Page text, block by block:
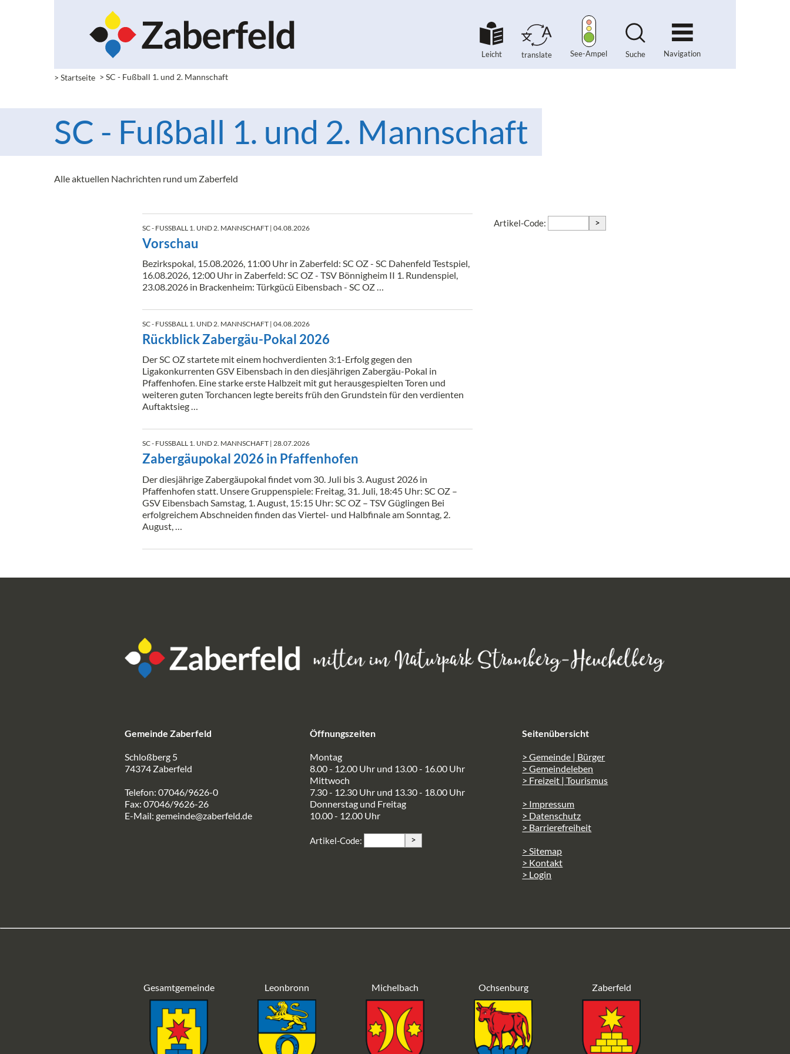
Leicht translate See-Ampel Suche Navigation
> Startseite >SC - Fußball 1. und 2. Mannschaft
SC - Fußball 1. und 2. Mannschaft
Alle aktuellen Nachrichten rund um Zaberfeld
SC - FUSSBALL 1. UND 2. MANNSCHAFT | 04.08.2026
Vorschau
Bezirkspokal, 15.08.2026, 11:00 Uhr in Zaberfeld: SC OZ - SC Dahenfeld Testspiel,
16.08.2026, 12:00 Uhr in Zaberfeld: SC OZ - TSV Bönnigheim II 1. Rundenspiel,
23.08.2026 in Brackenheim: Türkgücü Eibensbach - SC OZ …
SC - FUSSBALL 1. UND 2. MANNSCHAFT | 04.08.2026
Rückblick Zabergäu-Pokal 2026
Der SC OZ startete mit einem hochverdienten 3:1-Erfolg gegen den
Ligakonkurrenten GSV Eibensbach in den diesjährigen Zabergäu-Pokal in
Pfaffenhofen. Eine starke erste Halbzeit mit gut herausgespielten Toren und
weiteren guten Torchancen legte bereits früh den Grundstein für den verdienten
Auftaktsieg …
SC - FUSSBALL 1. UND 2. MANNSCHAFT | 28.07.2026
Zabergäupokal 2026 in Pfaffenhofen
Der diesjährige Zabergäupokal findet vom 30. Juli bis 3. August 2026 in
Pfaffenhofen statt. Unsere Gruppenspiele: Freitag, 31. Juli, 18:45 Uhr: SC OZ –
GSV Eibensbach Samstag, 1. August, 15:15 Uhr: SC OZ – TSV Güglingen Bei
erfolgreichem Abschneiden finden das Viertel- und Halbfinale am Sonntag, 2.
August, …
Artikel-Code: >
Gemeinde Zaberfeld
Schloßberg 5
74374 Zaberfeld
Telefon: 07046/9626-0
Fax: 07046/9626-26
E-Mail: gemeinde@zaberfeld.de
Öffnungszeiten
Montag
8.00 - 12.00 Uhr und 13.00 - 16.00 Uhr
Mittwoch
7.30 - 12.30 Uhr und 13.30 - 18.00 Uhr
Donnerstag und Freitag
10.00 - 12.00 Uhr
Artikel-Code: >
Seitenübersicht
> Gemeinde | Bürger
> Gemeindeleben
> Freizeit | Tourismus
> Impressum
> Datenschutz
> Barrierefreiheit
> Sitemap
> Kontakt
> Login
Gesamtgemeinde Leonbronn Michelbach Ochsenburg Zaberfeld